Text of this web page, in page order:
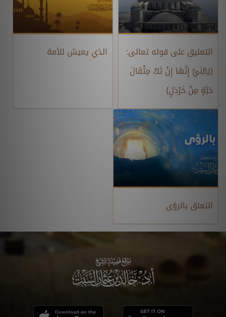
التعليق على قوله تعالى:
{يَابُنَيَّ إِنَّهَا إِنْ تَكُ مِثْقَالَ
حَبَّةٍ مِنْ خَرْدَلٍ}
الذي يعيش للأمة
التعلق بالرؤى